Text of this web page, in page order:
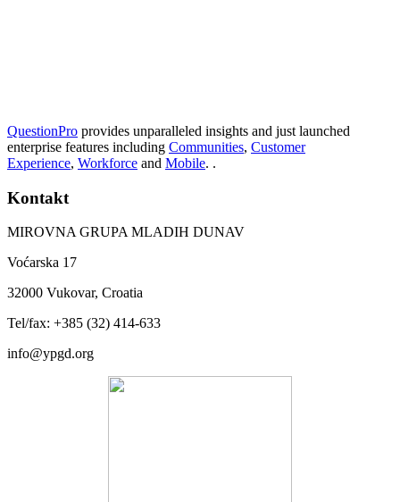
QuestionPro provides unparalleled insights and just launched
enterprise features including Communities, Customer
Experience, Workforce and Mobile. .
Kontakt
MIROVNA GRUPA MLADIH DUNAV
Voćarska 17
32000 Vukovar, Croatia
Tel/fax: +385 (32) 414-633
info@ypgd.org